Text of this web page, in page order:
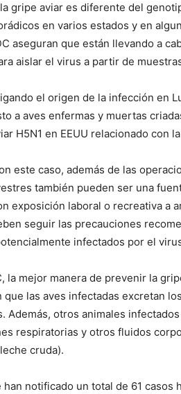
gripe aviar es diferente del
en varios estados y en
aseguran que están llevando a
aislar el virus a partir de
el origen de la infección en
a aves enfermas y muertas
H5N1 en EEUU relacionado con
este caso, además de las
también pueden ser una
exposición laboral o recreativa a
seguir las precauciones
infectados por el
la mejor manera de prevenir la
las aves infectadas excretan
Además, otros animales
respiratorias y otros fluidos
cruda).
notificado un total de 61 casos